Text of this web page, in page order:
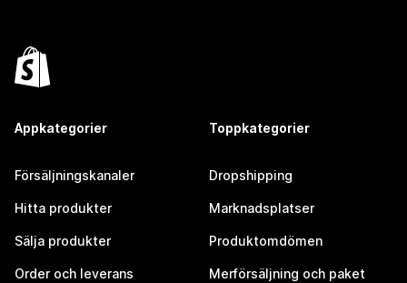
Appkategorier
Försäljningskanaler
Hitta produkter
Sälja produkter
Order och leverans
Toppkategorier
Dropshipping
Marknadsplatser
Produktomdömen
Merförsäljning och paket